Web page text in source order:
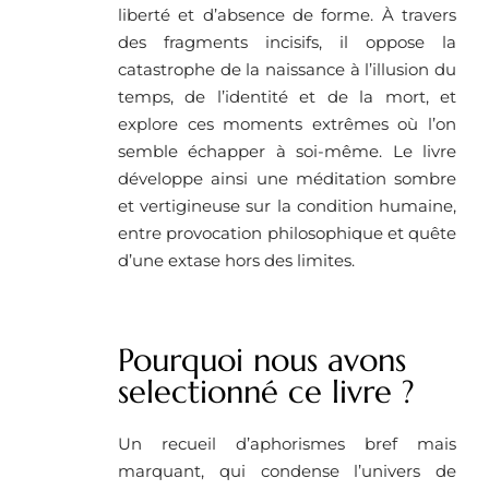
liberté et d’absence de forme. À travers
des fragments incisifs, il oppose la
catastrophe de la naissance à l’illusion du
temps, de l’identité et de la mort, et
explore ces moments extrêmes où l’on
semble échapper à soi-même. Le livre
développe ainsi une méditation sombre
et vertigineuse sur la condition humaine,
entre provocation philosophique et quête
d’une extase hors des limites.
Pourquoi nous avons
selectionné ce livre ? ​
Un recueil d’aphorismes bref mais
marquant, qui condense l’univers de